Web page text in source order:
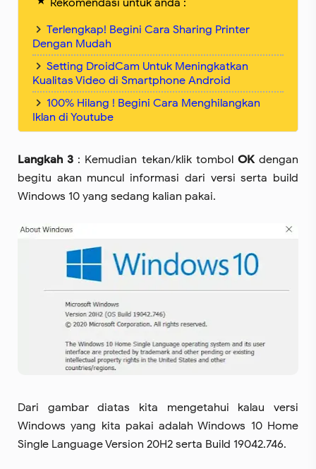
Rekomendasi untuk anda :
Terlengkap! Begini Cara Sharing Printer
Dengan Mudah
Setting DroidCam Untuk Meningkatkan
Kualitas Video di Smartphone Android
100% Hilang ! Begini Cara Menghilangkan
Iklan di Youtube
Langkah 3 : Kemudian tekan/klik tombol OKdengan
begitu akan muncul informasi dari versi serta build
Windows 10 yang sedang kalian pakai.
Dari gambar diatas kita mengetahui kalau versi
Windows yang kita pakai adalah Windows 10 Home
Single Language Version 20H2 serta Build 19042.746.